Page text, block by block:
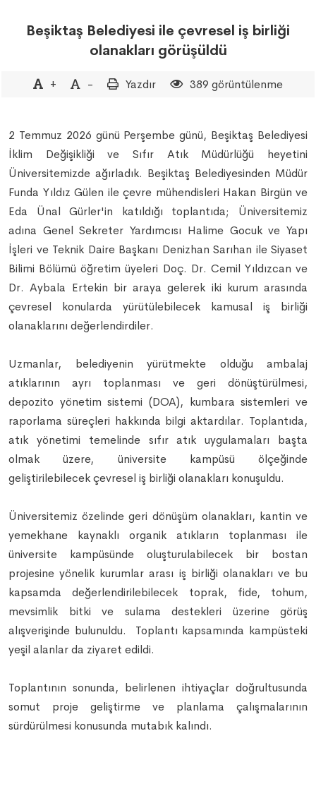
Beşiktaş Belediyesi ile çevresel iş birliği
olanakları görüşüldü
+ - Yazdır 389 görüntülenme
2 Temmuz 2026 günü Perşembe günü, Beşiktaş Belediyesi
İklim Değişikliği ve Sıfır Atık Müdürlüğü heyetini
Üniversitemizde ağırladık. Beşiktaş Belediyesinden Müdür
Funda Yıldız Gülen ile çevre mühendisleri Hakan Birgün ve
Eda Ünal Gürler'in katıldığı toplantıda; Üniversitemiz
adına Genel Sekreter Yardımcısı Halime Gocuk ve Yapı
İşleri ve Teknik Daire Başkanı Denizhan Sarıhan ile Siyaset
Bilimi Bölümü öğretim üyeleri Doç. Dr. Cemil Yıldızcan ve
Dr. Aybala Ertekin bir araya gelerek iki kurum arasında
çevresel konularda yürütülebilecek kamusal iş birliği
olanaklarını değerlendirdiler.
Uzmanlar, belediyenin yürütmekte olduğu ambalaj
atıklarının ayrı toplanması ve geri dönüştürülmesi,
depozito yönetim sistemi (DOA), kumbara sistemleri ve
raporlama süreçleri hakkında bilgi aktardılar. Toplantıda,
atık yönetimi temelinde sıfır atık uygulamaları başta
olmak üzere, üniversite kampüsü ölçeğinde
geliştirilebilecek çevresel iş birliği olanakları konuşuldu.
Üniversitemiz özelinde geri dönüşüm olanakları, kantin ve
yemekhane kaynaklı organik atıkların toplanması ile
üniversite kampüsünde oluşturulabilecek bir bostan
projesine yönelik kurumlar arası iş birliği olanakları ve bu
kapsamda değerlendirilebilecek toprak, fide, tohum,
mevsimlik bitki ve sulama destekleri üzerine görüş
alışverişinde bulunuldu. Toplantı kapsamında kampüsteki
yeşil alanlar da ziyaret edildi.
Toplantının sonunda, belirlenen ihtiyaçlar doğrultusunda
somut proje geliştirme ve planlama çalışmalarının
sürdürülmesi konusunda mutabık kalındı.